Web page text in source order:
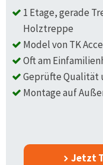
1 Etage, gerade
Holztreppe
Model von TK
Oft am
Geprüfte
Montage auf
Jetzt